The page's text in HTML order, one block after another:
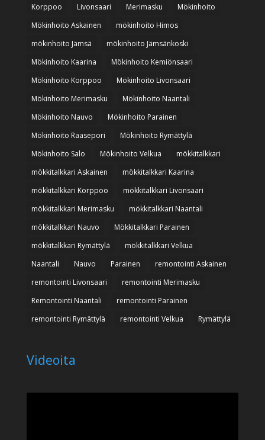
Korppoo
Livonsaari Merimasku
Mökinhoito
Mökinhoito Askainen
mökinhoito Himos
mökinhoito Jämsä
mökinhoito Jämsänkoski
Mökinhoito Kaarina
Mökinhoito Kemiönsaari
Mökinhoito Korppoo
Mökinhoito Livonsaari
Mökinhoito Merimasku
Mökinhoito Naantali
Mökinhoito Nauvo
Mökinhoito Parainen
Mökinhoito Raasepori
Mökinhoito Rymättylä
Mökinhoito Salo
Mökinhoito Velkua
mökkitalkkari
mökkitalkkari Askainen
mökkitalkkari Kaarina
mökkitalkkari Korppoo
mökkitalkkari Livonsaari
mökkitalkkari Merimasku
mökkitalkkari Naantali
mökkitalkkari Nauvo
Mökkitalkkari Parainen
mökkitalkkari Rymättylä
mökkitalkkari Velkua
Naantali
Nauvo Parainen
remontointi Askainen
remontointi Livonsaari
remontointi Merimasku
Remontointi Naantali
remontointi Parainen
remontointi Rymättylä
remontointi Velkua Rymättylä
Videoita